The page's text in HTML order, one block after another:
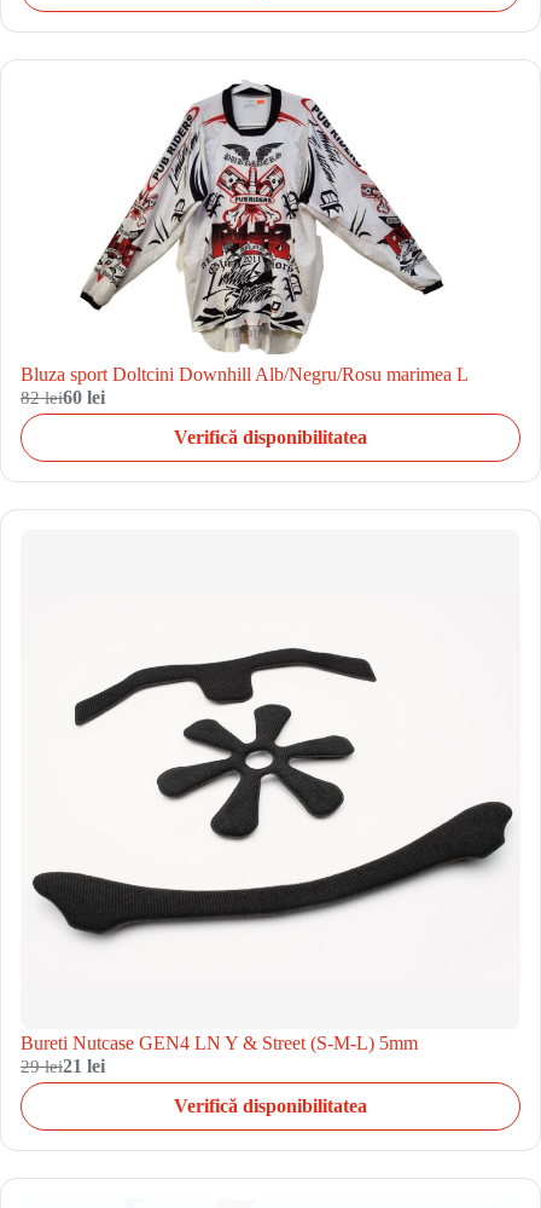
Bluza sport Doltcini Downhill Alb/Negru/Rosu marimea L
82 lei60 lei
Verifică disponibilitatea
Bureti Nutcase GEN4 LN Y & Street (S-M-L) 5mm
29 lei21 lei
Verifică disponibilitatea